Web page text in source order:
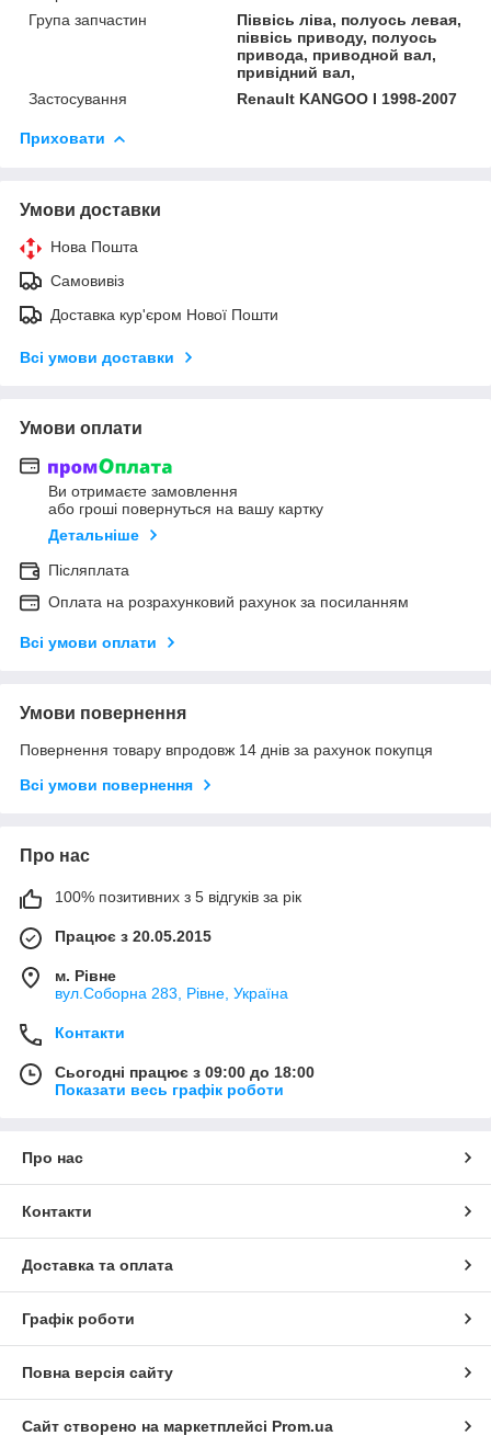
Група запчастин
Піввісь ліва, полуось левая,
піввісь приводу, полуось
привода, приводной вал,
привідний вал,
Застосування
Renault KANGOO I 1998-2007
Приховати
Умови доставки
Нова Пошта
Самовивіз
Доставка кур'єром Нової Пошти
Всі умови доставки
Умови оплати
Ви отримаєте замовлення
або гроші повернуться на вашу картку
Детальніше
Післяплата
Оплата на розрахунковий рахунок за посиланням
Всі умови оплати
Умови повернення
Повернення товару впродовж 14 днів за рахунок покупця
Всі умови повернення
Про нас
100% позитивних з 5 відгуків за рік
Працює з 20.05.2015
м. Рівне
вул.Соборна 283, Рівне, Україна
Контакти
Сьогодні працює з 09:00 до 18:00
Показати весь графік роботи
Про нас
Контакти
Доставка та оплата
Графік роботи
Повна версія сайту
Сайт створено на маркетплейсі Prom.ua